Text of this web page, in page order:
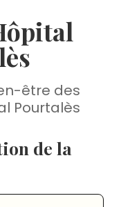
être des
Pourtalès
de la